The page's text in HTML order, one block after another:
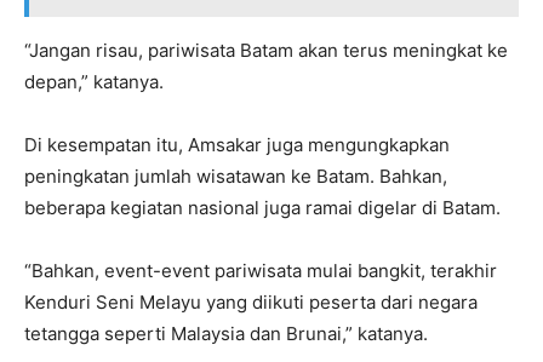
“Jangan risau, pariwisata Batam akan terus meningkat ke
depan,” katanya.
Di kesempatan itu, Amsakar juga mengungkapkan
peningkatan jumlah wisatawan ke Batam. Bahkan,
beberapa kegiatan nasional juga ramai digelar di Batam.
“Bahkan, event-event pariwisata mulai bangkit, terakhir
Kenduri Seni Melayu yang diikuti peserta dari negara
tetangga seperti Malaysia dan Brunai,” katanya.